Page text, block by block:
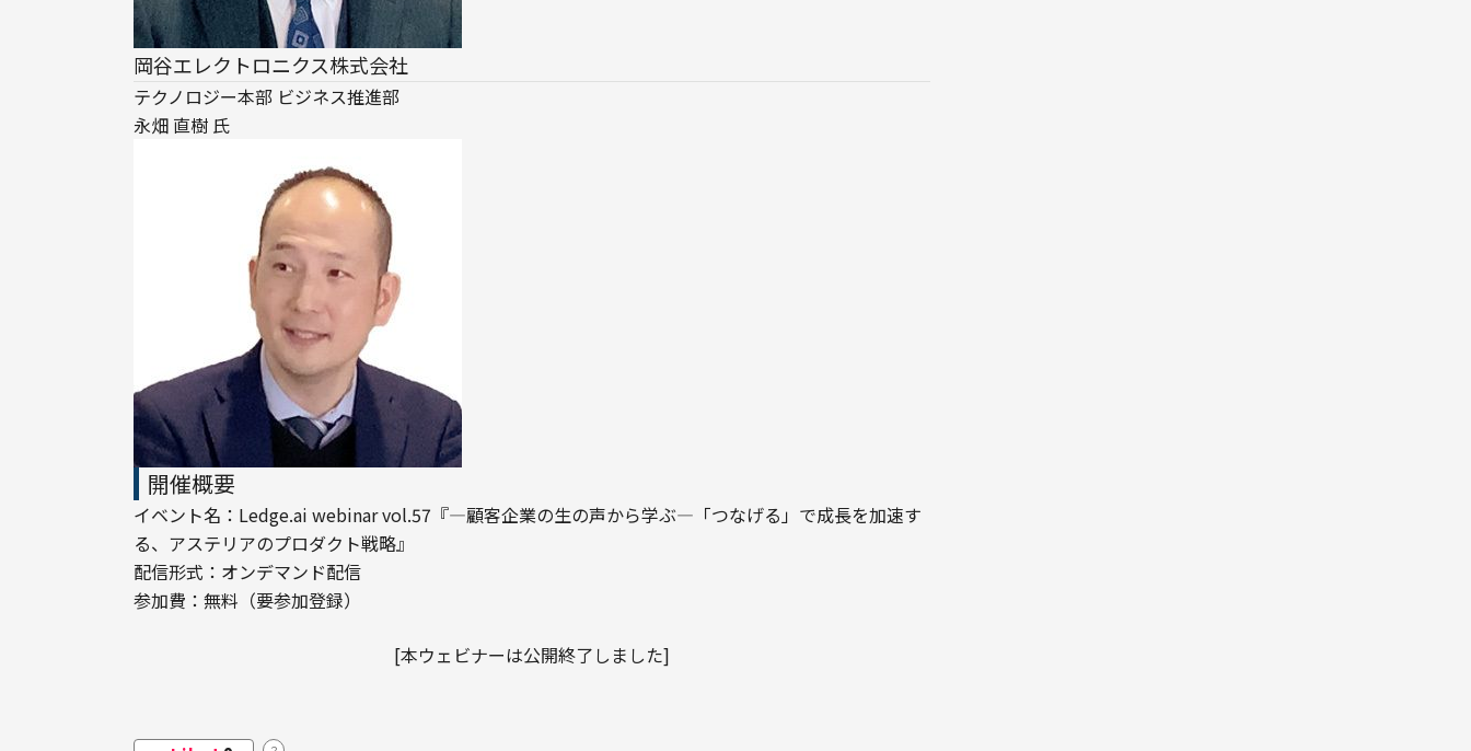
岡谷エレクトロニクス株式会社
テクノロジー本部 ビジネス推進部
永畑 直樹 氏
開催概要
イベント名：Ledge.ai webinar vol.57『―顧客企業の生の声から学ぶ―「つなげる」で成長を加速す
る、アステリアのプロダクト戦略』
配信形式：オンデマンド配信
参加費：無料（要参加登録）
[本ウェビナーは公開終了しました]